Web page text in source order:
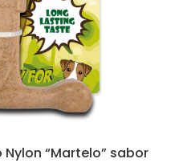
“Martelo” sabor